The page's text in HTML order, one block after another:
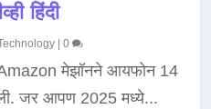
हिंदी
|0
Amazon मेझॉनने आयफोन 14
जर आपण 2025 मध्ये...